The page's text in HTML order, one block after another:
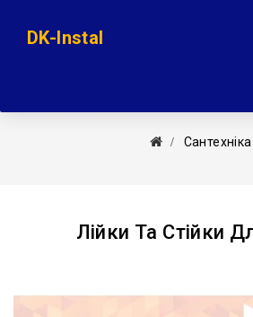
DK-Instal
Сантехніка
Лійки Та Стійки